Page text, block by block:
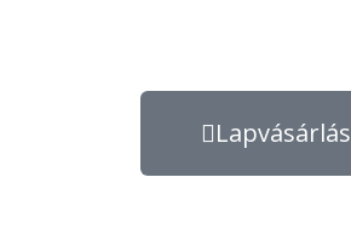
Lapvásárlás